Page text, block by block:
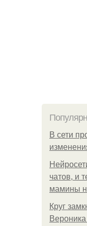
В сети
чатов, и
мамины
Круг